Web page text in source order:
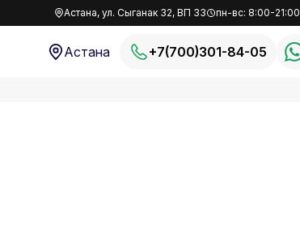
Астана, ул. Сыганак 32, ВП 33 пн-вс: 8:00-21:00
Астана +7(700)301-84-05